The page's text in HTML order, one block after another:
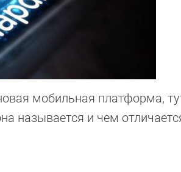
мобильная платформа,
называется и чем